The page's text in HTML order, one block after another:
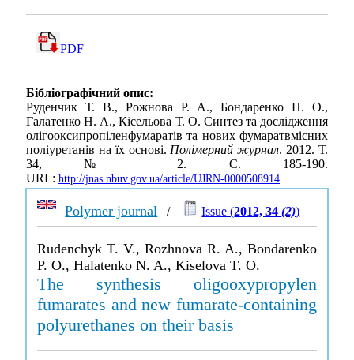
PDF
Бібліографічний опис:
Руденчик Т. В., Рожнова Р. А., Бондаренко П. О.,
Галатенко Н. А., Кісельова Т. О. Синтез та дослідження
олігооксипропіленфумаратів та нових фумаратвмісних
поліуретанів на їх основі.Полімерний журнал. 2012. Т.
34, № 2. С. 185-190.
URL: http://jnas.nbuv.gov.ua/article/UJRN-0000508914
Polymer journal / Issue (2012, 34(2))
Rudenchyk T. V., Rozhnova R. A., Bondarenko
P. O., Halatenko N. A., Kiselova T. O.
The synthesis oligooxypropylen
fumarates and new fumarate-containing
polyurethanes on their basis